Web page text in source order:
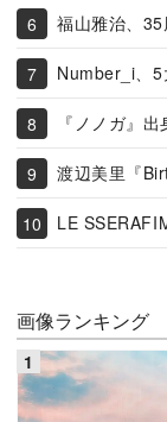
福山雅治、
Number_i、5
『ノノガ』
渡辺美里『
LE
画像ランキング